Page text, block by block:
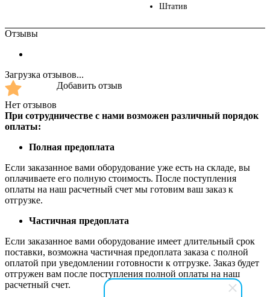
Штатив
Отзывы
Загрузка отзывов...
Нет отзывов
Добавить отзыв
При сотрудничестве с нами возможен различный порядок
оплаты:
Полная предоплата
Если заказанное вами оборудование уже есть на складе, вы
оплачиваете его полную стоимость. После поступления
оплаты на наш расчетный счет мы готовим ваш заказ к
отгрузке.
Частичная предоплата
Если заказанное вами оборудование имеет длительный срок
поставки, возможна частичная предоплата заказа с полной
оплатой при уведомлении готовности к отгрузке. Заказ будет
отгружен вам после поступления полной оплаты на наш
расчетный счет.